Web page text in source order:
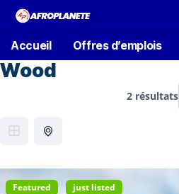
Accueil Offres d’emplois
Wood
2 résultats
Featured just listed